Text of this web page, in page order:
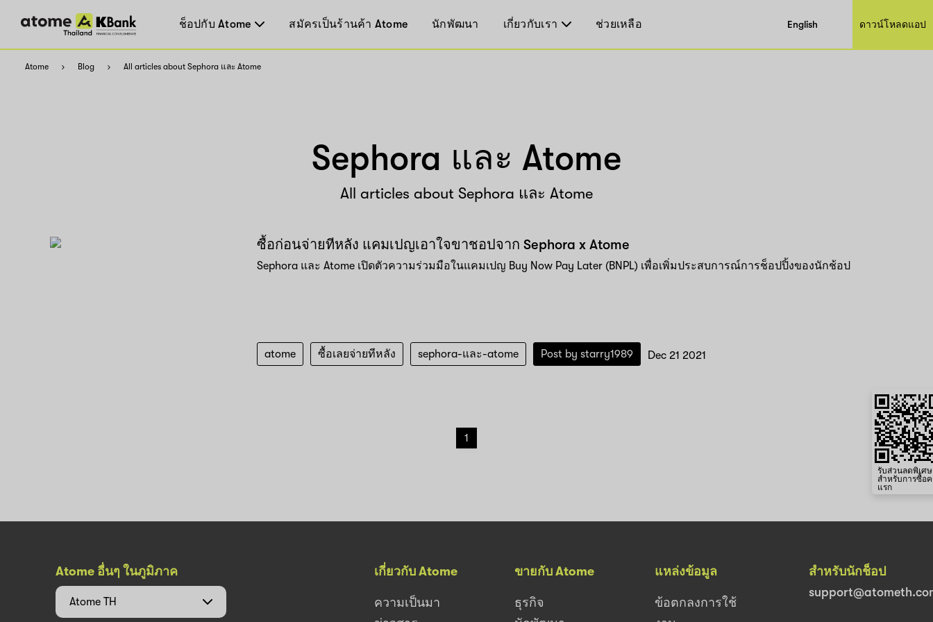
ช็อปกับ Atome สมัครเป็นร้านค้า Atome นักพัฒนา เกี่ยวกับเรา ช่วยเหลือ English ดาวน์โหลดแอป
Atome Blog All articles about Sephora และ Atome
Sephora และ Atome
All articles about Sephora และ Atome
ซื้อก่อนจ่ายทีหลัง แคมเปญเอาใจขาชอปจาก Sephora x Atome
Sephora และ Atome เปิดตัวความร่วมมือในแคมเปญ Buy Now Pay Later (BNPL) เพื่อเพิ่มประสบการณ์การช็อปปิ้งของนักช้อป
atome ซื้อเลยจ่ายทีหลัง sephora-และ-atome Post by starry1989 Dec 21 2021
1
รับส่วนลดพิเศษ
สำหรับการซื้อค
แรก
Atome อื่นๆ ในภูมิภาค
Atome TH
เกี่ยวกับ Atome
ความเป็นมา
ขายกับ Atome
ธุรกิจ
แหล่งข้อมูล
ข้อตกลงการใช้
สำหรับนักช็อป